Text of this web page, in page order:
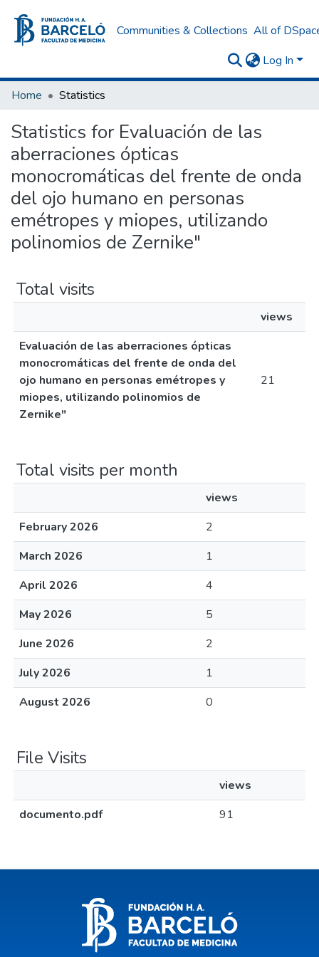
Communities & Collections All of
Log In
Home Statistics
Statistics for Evaluación de las
aberraciones ópticas
monocromáticas del frente de onda
del ojo humano en personas
emétropes y miopes, utilizando
polinomios de Zernike"
Total visits
views
Evaluación de las aberraciones ópticas
monocromáticas del frente de onda del
ojo humano en personas emétropes y
miopes, utilizando polinomios de
Zernike"
21
Total visits per month
views
February 2026
2
March 2026
1
April 2026
4
May 2026
5
June 2026
2
July 2026
1
August 2026
0
File Visits
views
documento.pdf
91